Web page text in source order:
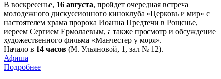
В воскресенье, 16 августа, пройдет очередная встреча
молодежного дискуссионного киноклуба «Церковь и мир» с
настоятелем храма пророка Иоанна Предтечи в Рощенье,
иереем Сергием Ермолаевым, а также просмотр и обсуждение
художественного фильма «Манчестер у моря».
Начало в 14 часов (М. Ульяновой, 1, зал № 12).
Афиша
Подробнее